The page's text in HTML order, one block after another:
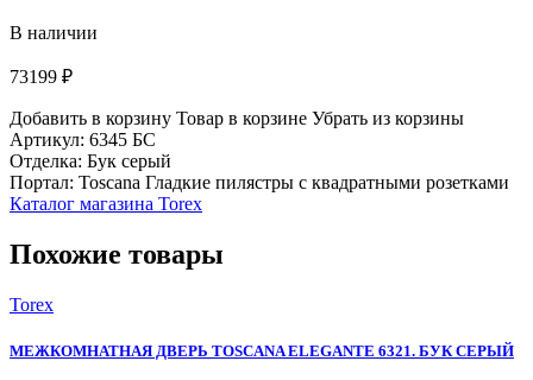
В наличии
73199 ₽
Добавить в корзину Товар в корзине Убрать из корзины
Артикул: 6345 БС
Отделка: Бук серый
Портал: Toscana Гладкие пилястры с квадратными розетками
Каталог магазина Torex
Похожие товары
Torex
МЕЖКОМНАТНАЯ ДВЕРЬ TOSCANA ELEGANTE 6321. БУК СЕРЫЙ